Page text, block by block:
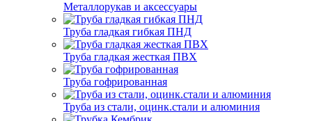
Металлорукав и аксессуары
Труба гладкая гибкая ПНД
Труба гладкая жесткая ПВХ
Труба гофрированная
Труба из стали, оцинк.стали и алюминия